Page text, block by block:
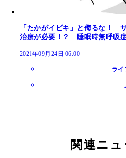
「たかがイビキ」と侮るな！
治療が必要！？ 睡眠時無呼吸症
2021年09月24日 06:00
ライ
関連ニュ